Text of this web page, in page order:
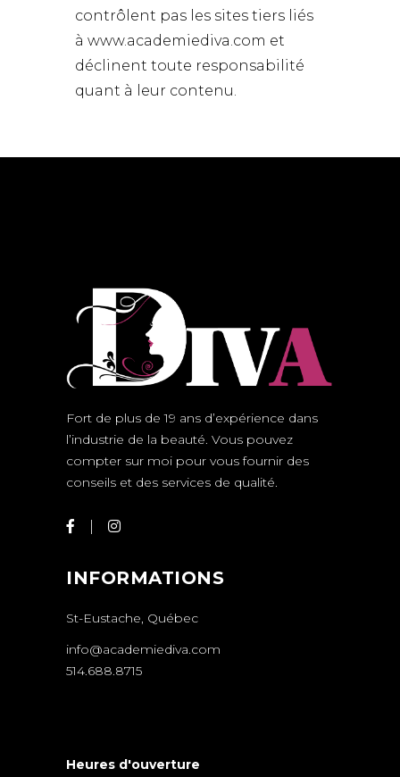
contrôlent pas les sites tiers liés
à www.academiediva.com et
déclinent toute responsabilité
quant à leur contenu.
Fort de plus de 19 ans d’expérience dans
l’industrie de la beauté. Vous pouvez
compter sur moi pour vous fournir des
conseils et des services de qualité.
INFORMATIONS
St-Eustache, Québec
info@academiediva.com
514.688.8715
Heures d'ouverture